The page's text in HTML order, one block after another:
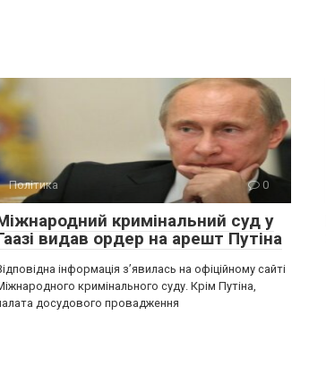
Політика 0
кримінальний суд у
видав ордер на арешт Путіна
інформація з’явилась на офіційному сайті
кримінального суду. Крім Путіна,
досудового провадження